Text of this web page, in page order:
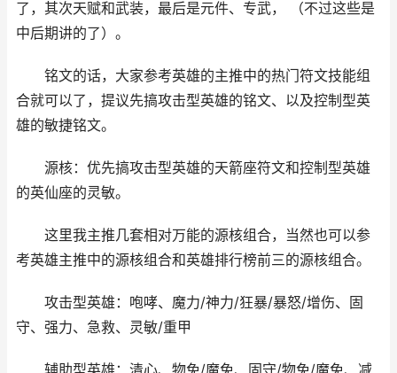
了，其次天赋和武装，最后是元件、专武， （不过这些是
中后期讲的了）。
铭文的话，大家参考英雄的主推中的热门符文技能组
合就可以了，提议先搞攻击型英雄的铭文、以及控制型英
雄的敏捷铭文。
源核：优先搞攻击型英雄的天箭座符文和控制型英雄
的英仙座的灵敏。
这里我主推几套相对万能的源核组合，当然也可以参
考英雄主推中的源核组合和英雄排行榜前三的源核组合。
攻击型英雄：咆哮、魔力/神力/狂暴/暴怒/增伤、固
守、强力、急救、灵敏/重甲